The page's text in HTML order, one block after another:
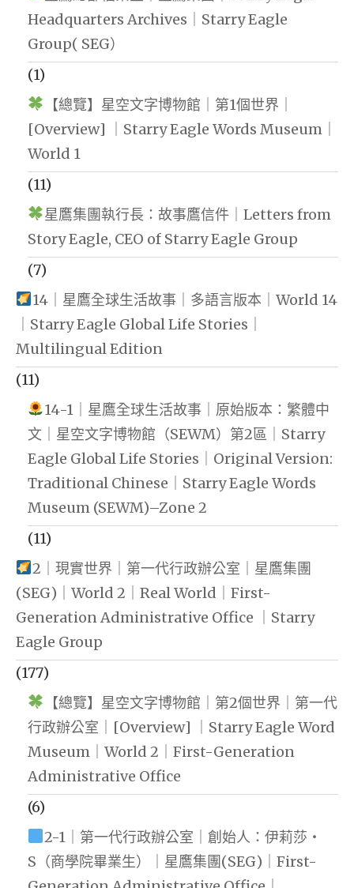
Headquarters Archives｜Starry Eagle
Group( SEG）
(1)
【總覽】星空文字博物館｜第1個世界｜
[Overview] ｜Starry Eagle Words Museum｜
World 1
(11)
星鷹集團執行長：故事鷹信件｜Letters from
Story Eagle, CEO of Starry Eagle Group
(7)
14｜星鷹全球生活故事｜多語言版本｜World 14
｜Starry Eagle Global Life Stories｜
Multilingual Edition
(11)
14-1｜星鷹全球生活故事｜原始版本：繁體中
文｜星空文字博物館（SEWM）第2區｜Starry
Eagle Global Life Stories｜Original Version:
Traditional Chinese｜Starry Eagle Words
Museum (SEWM)–Zone 2
(11)
2｜現實世界｜第一代行政辦公室｜星鷹集團
(SEG)｜World 2｜Real World｜First-
Generation Administrative Office ｜Starry
Eagle Group
(177)
【總覽】星空文字博物館｜第2個世界｜第一代
行政辦公室｜[Overview] ｜Starry Eagle Word
Museum｜World 2｜First-Generation
Administrative Office
(6)
2-1｜第一代行政辦公室｜創始人：伊莉莎・
S（商學院畢業生）｜星鷹集團(SEG)｜First-